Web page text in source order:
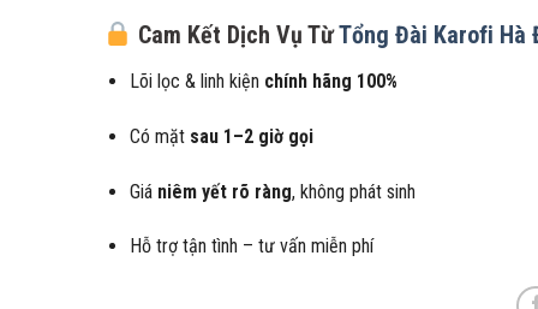
Cam Kết Dịch Vụ TừTổng Đài Karofi Hà
Lõi lọc & linh kiện chính hãng 100%
Có mặt sau 1–2 giờ gọi
Giá niêm yết rõ ràng, không phát sinh
Hỗ trợ tận tình – tư vấn miễn phí